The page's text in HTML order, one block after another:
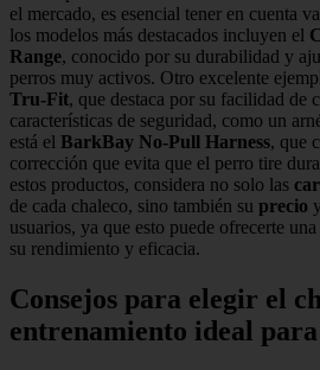
el mercado, es esencial tener en cuenta
los modelos más destacados incluyen el
Range, conocido por su durabilidad y
perros muy activos. Otro excelente
Tru-Fit, que destaca por su facilidad de
características de seguridad, como un
está el BarkBay No-Pull Harness, que
corrección que evita que el perro tire
estos productos, considera no solo las
de cada chaleco, sino también su precio
usuarios, ya que esto puede ofrecerte
su rendimiento y eficacia.
Consejos para elegir el
entrenamiento ideal